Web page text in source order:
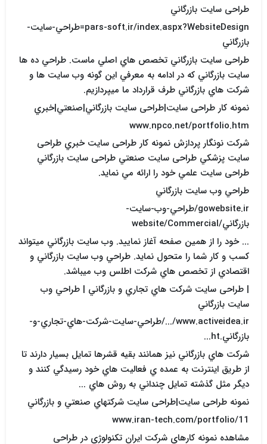
طراحی سایت بازرگاني
pars-soft.ir/index.aspx?WebsiteDesign=طراحي-سايت-
بازرگاني
طراحی سایت بازرگاني تخصص هاي اصلي ماست. طراحي ده ها
سايت بازرگاني که در ادامه به معرفي اين گونه وب سايت ها و
شرکت هاي بازرگاني طرف قرارداد ما ميپردازيم.
نمونه کار طراحی سایت|طراحی سایت بازرگاني|صنعتي|خبري
www.npco.net/portfolio.htm
شرکت نونگار پردازش نمونه کار طراحی سایت خبري طراحی
سایت پزشکي طراحی سایت صنعتي طراحی سایت بازرگاني
طراحی سایت علمي خود را ارائه مي نمايد.
طراحي وب سايت بازرگاني
gowebsite.ir/طراحي-وب-سايت-
بازرگاني/website/Commercial
... خود را از همين صفحه آغاز نماييد. وب سايت بازرگاني ميتواند
کسب و کار شما را متحول نمايد. طراحي وب سايت بازرگاني و
اقتصادي از تخصص هاي شرکت اطلس وب ميباشد.
| طراحی سایت شرکت هاي تجاري و بازرگاني | طراحي وب
سايت بازرگاني
www.activeidea.ir/.../طراحي-سايت-شرکت-هاي-تجاري-و-
بازرگاني.ht...
شرکت هاي بازرگاني نيز همانند بقيه قشرها تمايل بسيار دارند تا
از طريق اينترنت به عمده ي فعاليت هاي خود رسيدگي کنند و
ديگر مثل گذشته تمايل چنداني به روش هاي ...
نمونه طراحی سایت|طراحی سایت شرکتهاي صنعتي و بازرگاني
www.iran-tech.com/portfolio/11
مشاهده نمونه کارهاي شرکت ايران تکنولوژي در طراحی